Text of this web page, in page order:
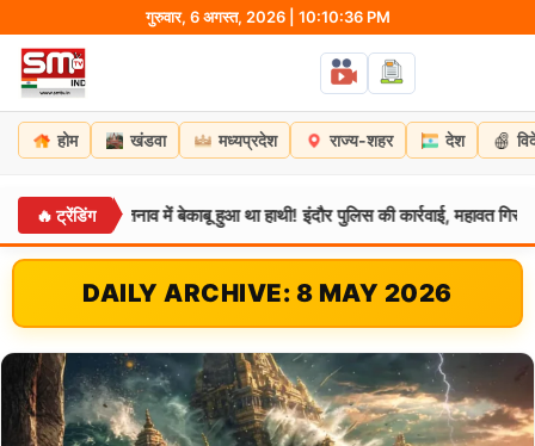
content
गुरुवार, 6 अगस्त, 2026 | 10:10:37 PM
होम खंडवा मध्यप्रदेश राज्य-शहर देश
🔥 ट्रेंडिंग
में बेकाबू हुआ था हाथी! इंदौर पुलिस की कार्रवाई, महावत गिरफ्तार
DAILY ARCHIVE: 8 MAY 2026